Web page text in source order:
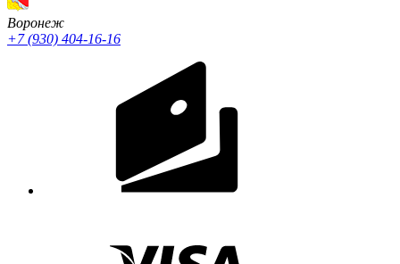
Воронеж
+7 (930) 404-16-16